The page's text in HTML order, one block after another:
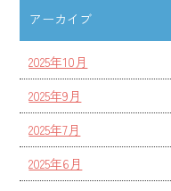
アーカイブ
2025年10月
2025年9月
2025年7月
2025年6月